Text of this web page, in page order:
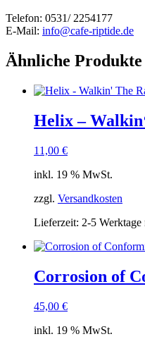
Telefon: 0531/ 2254177
E-Mail: info@cafe-riptide.de
Ähnliche Produkte
Helix –
11,00 €
inkl. 19 % MwSt.
zzgl. Versandkosten
Lieferzeit: 2-5
Corrosion of
45,00 €
inkl. 19 % MwSt.